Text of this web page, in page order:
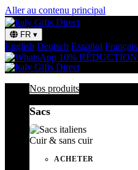
Aller au contenu principal
FR ▾
English Deutsch Español Français
10% RÉDUCTION
Nos produits
Sacs
Cuir & sans cuir
ACHETER